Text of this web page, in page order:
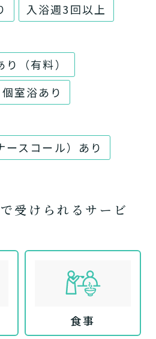
入浴週3回以上
（有料）
個室浴あり
ースコール）あり
受けられるサービ
食事